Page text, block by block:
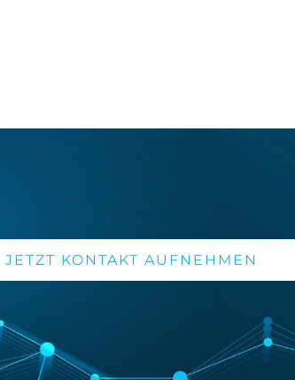
JETZT KONTAKT AUFNEHMEN